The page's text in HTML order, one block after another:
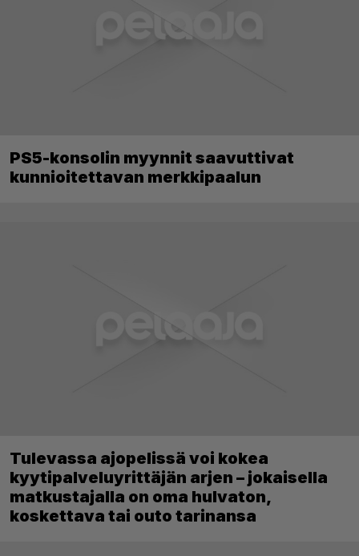
PS5-konsolin myynnit saavuttivat
kunnioitettavan merkkipaalun
Tulevassa ajopelissä voi kokea
kyytipalveluyrittäjän arjen – jokaisella
matkustajalla on oma hulvaton,
koskettava tai outo tarinansa